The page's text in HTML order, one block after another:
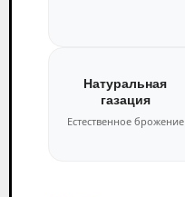
Натуральная
газация
Естественное брожение